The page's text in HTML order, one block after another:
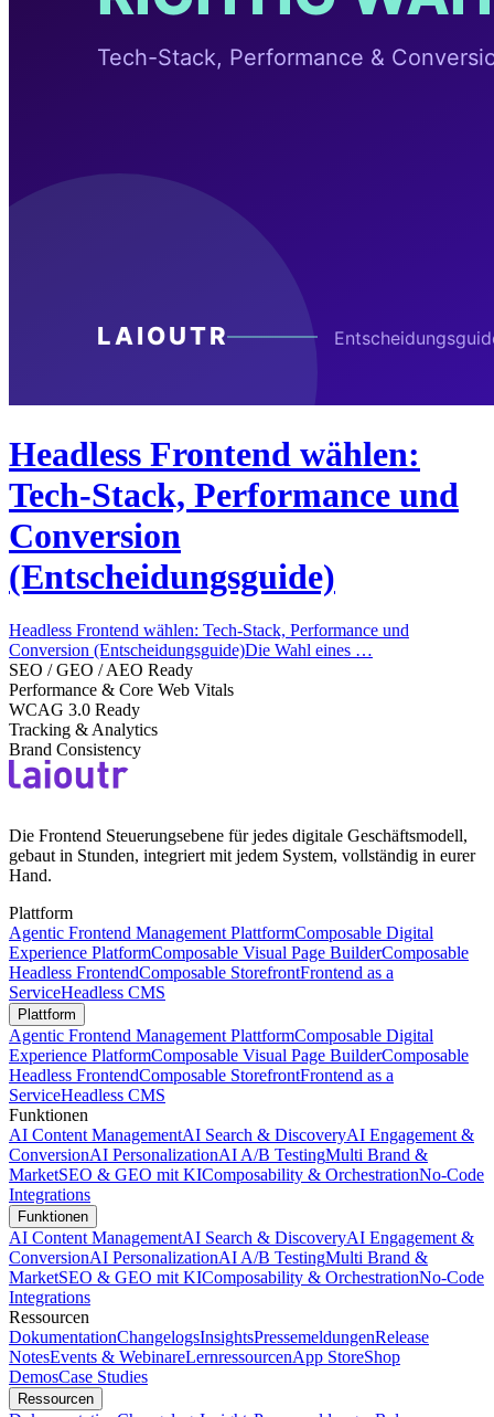
Headless Frontend wählen:
Tech-Stack, Performance und
Conversion
(Entscheidungsguide)
Headless Frontend wählen: Tech-Stack, Performance und
Conversion (Entscheidungsguide)Die Wahl eines …
SEO / GEO / AEO Ready
Performance & Core Web Vitals
WCAG 3.0 Ready
Tracking & Analytics
Brand Consistency
Die Frontend Steuerungsebene für jedes digitale Geschäftsmodell,
gebaut in Stunden, integriert mit jedem System, vollständig in eurer
Hand.
Plattform
Agentic Frontend Management PlattformComposable Digital
Experience PlatformComposable Visual Page BuilderComposable
Headless FrontendComposable StorefrontFrontend as a
ServiceHeadless CMS
Plattform
Agentic Frontend Management PlattformComposable Digital
Experience PlatformComposable Visual Page BuilderComposable
Headless FrontendComposable StorefrontFrontend as a
ServiceHeadless CMS
Funktionen
AI Content ManagementAI Search & DiscoveryAI Engagement &
ConversionAI PersonalizationAI A/B TestingMulti Brand &
MarketSEO & GEO mit KIComposability & OrchestrationNo-Code
Integrations
Funktionen
AI Content ManagementAI Search & DiscoveryAI Engagement &
ConversionAI PersonalizationAI A/B TestingMulti Brand &
MarketSEO & GEO mit KIComposability & OrchestrationNo-Code
Integrations
Ressourcen
DokumentationChangelogsInsightsPressemeldungenRelease
NotesEvents & WebinareLernressourcenApp StoreShop
DemosCase Studies
Ressourcen